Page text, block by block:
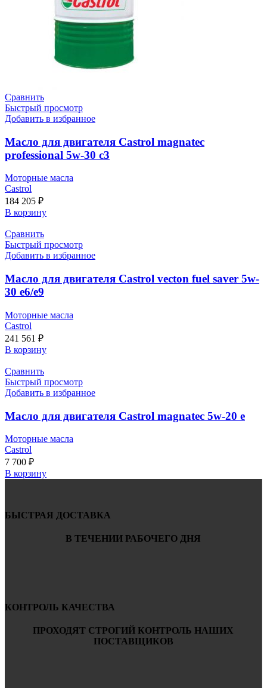
Сравнить
Быстрый просмотр
Добавить в избранное
Масло для двигателя Castrol magnatec
professional 5w-30 c3
Моторные масла
Castrol
184 205 ₽
В корзину
Сравнить
Быстрый просмотр
Добавить в избранное
Масло для двигателя Castrol vecton fuel saver 5w-
30 e6/e9
Моторные масла
Castrol
241 561 ₽
В корзину
Сравнить
Быстрый просмотр
Добавить в избранное
Масло для двигателя Castrol magnatec 5w-20 e
Моторные масла
Castrol
7 700 ₽
В корзину
БЫСТРАЯ ДОСТАВКА
В ТЕЧЕНИИ РАБОЧЕГО ДНЯ
КОНТРОЛЬ КАЧЕСТВА
ПРОХОДЯТ СТРОГИЙ КОНТРОЛЬ НАШИХ
ПОСТАВЩИКОВ